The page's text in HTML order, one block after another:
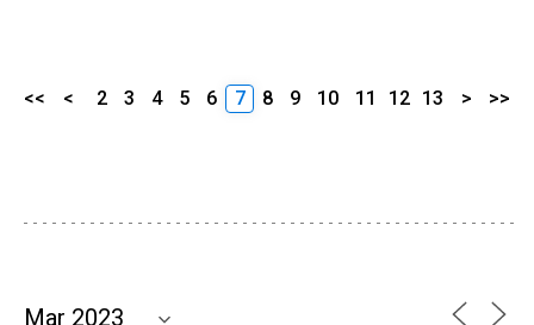
<< < 2 3 4 5 6 7 8 9 10 11 12 13 > >>